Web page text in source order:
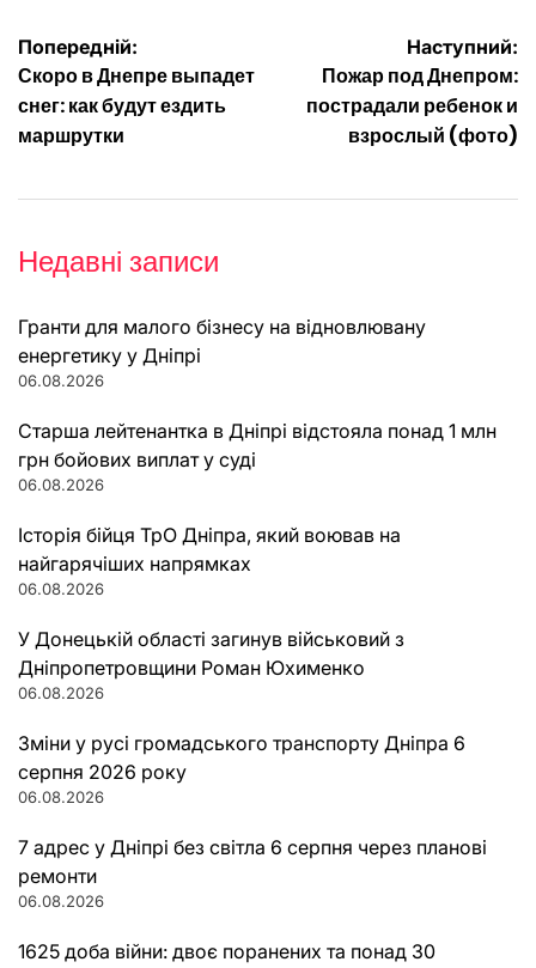
Навігація
записів
Попередній:
Скоро в Днепре выпадет
снег: как будут ездить
маршрутки
Наступний:
Пожар под Днепром:
пострадали ребенок и
взрослый (фото)
Недавні записи
Гранти для малого бізнесу на відновлювану
енергетику у Дніпрі
06.08.2026
Старша лейтенантка в Дніпрі відстояла понад 1 млн
грн бойових виплат у суді
06.08.2026
Історія бійця ТрО Дніпра, який воював на
найгарячіших напрямках
06.08.2026
У Донецькій області загинув військовий з
Дніпропетровщини Роман Юхименко
06.08.2026
Зміни у русі громадського транспорту Дніпра 6
серпня 2026 року
06.08.2026
7 адрес у Дніпрі без світла 6 серпня через планові
ремонти
06.08.2026
1625 доба війни: двоє поранених та понад 30